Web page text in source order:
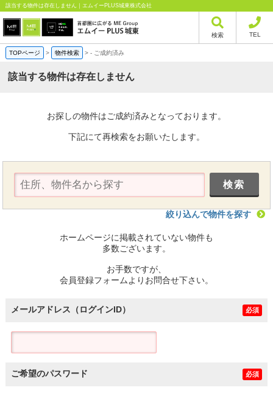
該当する物件は存在しません｜エムイーPLUS城東株式会社
検索 TEL
TOPページ > 物件検索 >- ご成約済み
該当する物件は存在しません
お探しの物件はご成約済みとなっております。
下記にて再検索をお願いたします。
絞り込んで物件を探す
ホームページに掲載されていない物件も
多数ございます。
お手数ですが、
会員登録フォームよりお問合せ下さい。
メールアドレス（ログインID） 必須
ご希望のパスワード 必須